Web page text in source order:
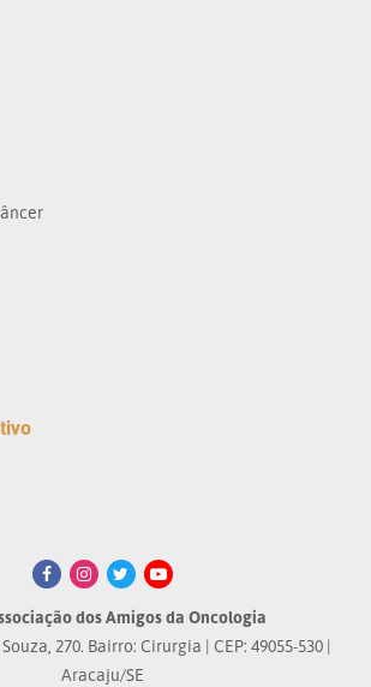
dos Amigos da Oncologia
270. Bairro: Cirurgia | CEP: 49055-530 |
Aracaju/SE